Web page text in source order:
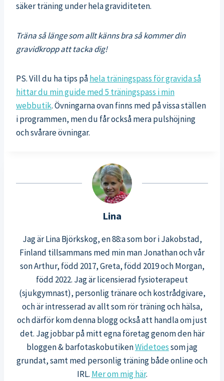
säker träning under hela graviditeten.
Träna så länge som allt känns bra så kommer din
gravidkropp att tacka dig!
PS. Vill du ha tips påhela träningspass för gravida så
hittar du min guide med 5 träningspass i min
webbutik. Övningarna ovan finns med på vissa ställen
i programmen, men du får också mera pulshöjning
och svårare övningar.
Lina
Jag är Lina Björkskog, en 88:a som bor i Jakobstad,
Finland tillsammans med min man Jonathan och vår
son Arthur, född 2017, Greta, född 2019 och Morgan,
född 2022. Jag är licensierad fysioterapeut
(sjukgymnast), personlig tränare och kostrådgivare,
och är intresserad av allt som rör träning och hälsa,
och därför kom denna blogg också att handla om just
det. Jag jobbar på mitt egna företag genom den här
bloggen & barfotaskobutikenWidetoessom jag
grundat, samt med personlig träning både online och
IRL. Mer om mig här.